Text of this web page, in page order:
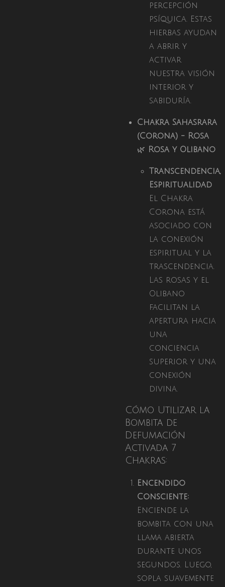
percepción
psíquica. Estas
hierbas ayudan
a abrir y
activar
nuestra visión
interior y
sabiduría.
Chakra Sahasrara
(Corona) - Rosa
🌿 Rosa y Olibano
Transcendencia,
Espiritualidad
El Chakra
Corona está
asociado con
la conexión
espiritual y la
trascendencia.
Las rosas y el
Olibano
facilitan la
apertura hacia
una
conciencia
superior y una
conexión
divina.
Cómo Utilizar la
Bombita de
Defumación
Activada 7
Chakras:
Encendido
Consciente:
Enciende la
bombita con una
llama abierta
durante unos
segundos. Luego,
sopla suavemente